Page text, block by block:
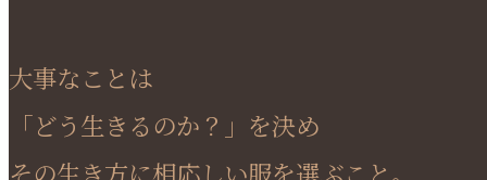
大事なことは
「どう生きるのか？」を決め
その生き方に相応しい服を選ぶこと。